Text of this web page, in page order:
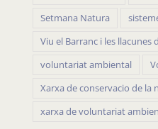
Setmana Natura
Viu el Barranc i les llacunes
voluntariat ambiental
Xarxa de conservacio de la
xarxa de voluntariat